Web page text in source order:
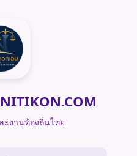
งานท้องถิ่นไทย